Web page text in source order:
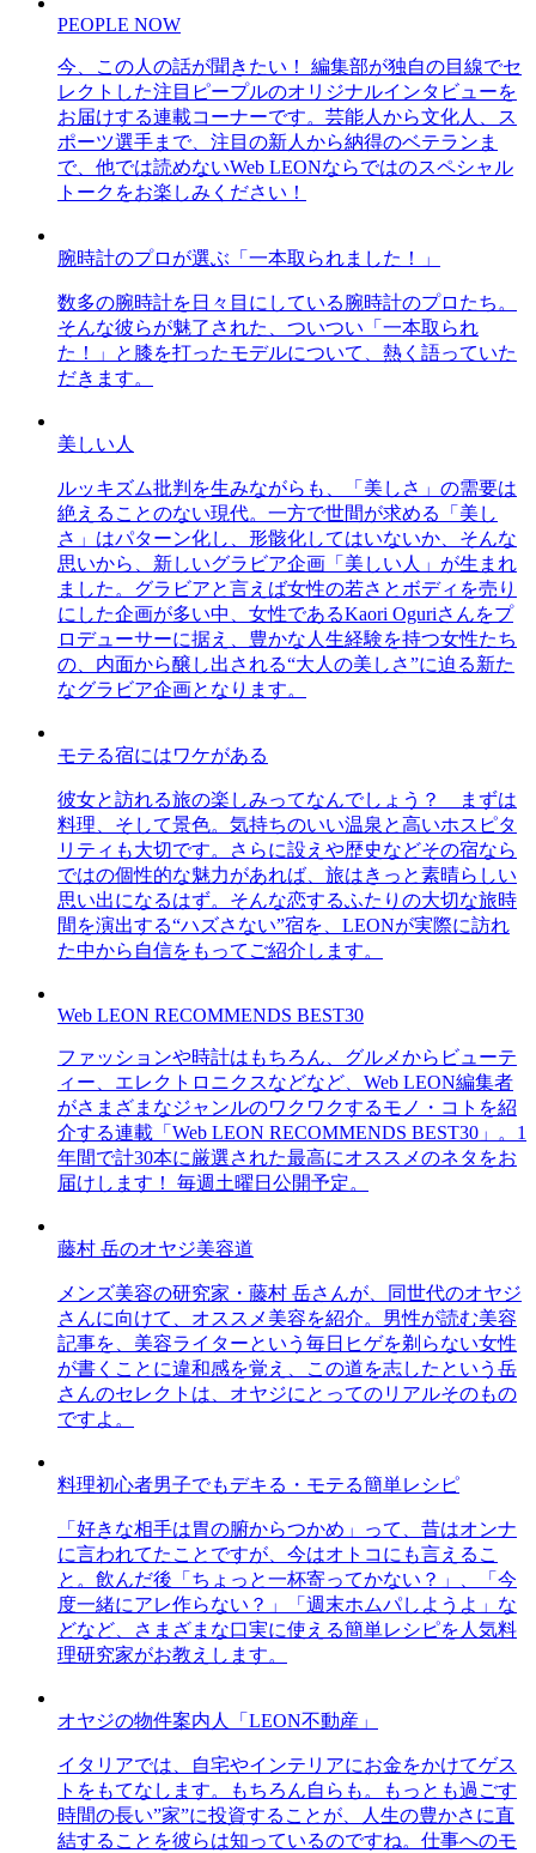
PEOPLE NOW
今、この人の話が聞きたい！ 編集部が独自の目線でセ
レクトした注目ピープルのオリジナルインタビューを
お届けする連載コーナーです。芸能人から文化人、ス
ポーツ選手まで、注目の新人から納得のベテランま
で、他では読めないWeb LEONならではのスペシャル
トークをお楽しみください！
腕時計のプロが選ぶ「一本取られました！」
数多の腕時計を日々目にしている腕時計のプロたち。
そんな彼らが魅了された、ついつい「一本取られ
た！」と膝を打ったモデルについて、熱く語っていた
だきます。
美しい人
ルッキズム批判を生みながらも、「美しさ」の需要は
絶えることのない現代。一方で世間が求める「美し
さ」はパターン化し、形骸化してはいないか、そんな
思いから、新しいグラビア企画「美しい人」が生まれ
ました。グラビアと言えば女性の若さとボディを売り
にした企画が多い中、女性であるKaori Oguriさんをプ
ロデューサーに据え、豊かな人生経験を持つ女性たち
の、内面から醸し出される“大人の美しさ”に迫る新た
なグラビア企画となります。
モテる宿にはワケがある
彼女と訪れる旅の楽しみってなんでしょう？ まずは
料理、そして景色。気持ちのいい温泉と高いホスピタ
リティも大切です。さらに設えや歴史などその宿なら
ではの個性的な魅力があれば、旅はきっと素晴らしい
思い出になるはず。そんな恋するふたりの大切な旅時
間を演出する“ハズさない”宿を、LEONが実際に訪れ
た中から自信をもってご紹介します。
Web LEON RECOMMENDS BEST30
ファッションや時計はもちろん、グルメからビューテ
ィー、エレクトロニクスなどなど、Web LEON編集者
がさまざまなジャンルのワクワクするモノ・コトを紹
介する連載「Web LEON RECOMMENDS BEST30」。1
年間で計30本に厳選された最高にオススメのネタをお
届けします！ 毎週土曜日公開予定。
藤村 岳のオヤジ美容道
メンズ美容の研究家・藤村 岳さんが、同世代のオヤジ
さんに向けて、オススメ美容を紹介。男性が読む美容
記事を、美容ライターという毎日ヒゲを剃らない女性
が書くことに違和感を覚え、この道を志したという岳
さんのセレクトは、オヤジにとってのリアルそのもの
ですよ。
料理初心者男子でもデキる・モテる簡単レシピ
「好きな相手は胃の腑からつかめ」って、昔はオンナ
に言われてたことですが、今はオトコにも言えるこ
と。飲んだ後「ちょっと一杯寄ってかない？」、「今
度一緒にアレ作らない？」「週末ホムパしようよ」な
どなど、さまざまな口実に使える簡単レシピを人気料
理研究家がお教えします。
オヤジの物件案内人「LEON不動産」
イタリアでは、自宅やインテリアにお金をかけてゲス
トをもてなします。もちろん自らも。もっとも過ごす
時間の長い”家”に投資することが、人生の豊かさに直
結することを彼らは知っているのですね。仕事へのモ